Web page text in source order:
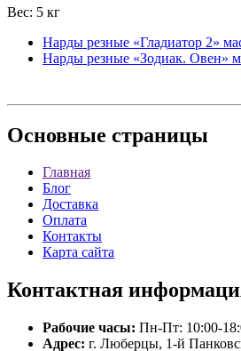
Вес: 5 кг
Нарды резные «Гладиатор 2»
Нарды резные «Зодиак. Овен»
Основные страницы
Главная
Блог
Доставка
Оплата
Контакты
Карта сайта
Контактная
Рабочие часы: Пн-Пт: 10:00-
Адрес: г. Люберцы, 1-й